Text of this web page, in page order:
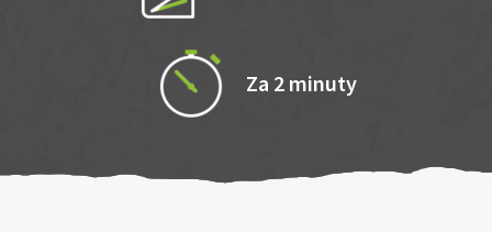
Za 2 minuty